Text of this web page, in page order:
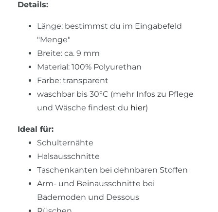
Details:
Länge: bestimmst du im Eingabefeld
"Menge"
Breite: ca. 9 mm
Material: 100% Polyurethan
Farbe: transparent
waschbar bis 30°C (mehr Infos zu Pflege
und Wäsche findest du hier)
Ideal für:
Schulternähte
Halsausschnitte
Taschenkanten bei dehnbaren Stoffen
Arm- und Beinausschnitte bei
Bademoden und Dessous